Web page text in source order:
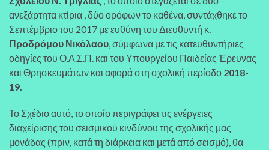
ανεξάρτητα κτίρια , δύο ορόφων το καθένα, συντάχθηκε το
Σεπτέμβριο του 2017 με ευθύνη του Διευθυντή κ.
Προδρόμου Νικόλαου, σύμφωνα με τις κατευθυντήριες
οδηγίες του Ο.Α.Σ.Π. και του Υπουργείου Παιδείας Έρευνας
και Θρησκευμάτων και αφορά στη σχολική περίοδο 2018-
19.
Το Σχέδιο αυτό, το οποίο περιγράφει τις ενέργειες
διαχείρισης του σεισμικού κινδύνου της σχολικής μας
μονάδας (πριν, κατά τη διάρκεια και μετά από σεισμό), θα